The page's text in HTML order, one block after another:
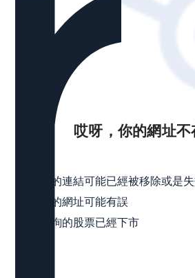
哎呀，你的網址不
點擊的連結可能已經被移除或是
輸入的網址可能有誤
所查詢的股票已經下市